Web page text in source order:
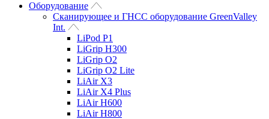
Оборудование
Сканирующее и ГНСС оборудование GreenValley
Int.
LiPod P1
LiGrip H300
LiGrip O2
LiGrip O2 Lite
LiAir X3
LiAir X4 Plus
LiAir H600
LiAir H800